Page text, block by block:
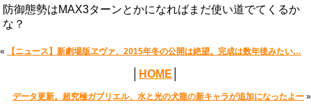
防御態勢はMAX3ターンとかになればまだ使い道でてくるか
な？
« 【ニュース】新劇場版ヱヴァ、2015年冬の公開は絶望。完成は数年後みたい…
HOME
データ更新。超究極ガブリエル、水と光の犬龍の新キャラが追加になったよー »